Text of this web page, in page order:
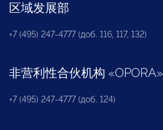
区域发展部
+7 (495) 247-4777 (доб. 116, 117, 132)
非营利性合伙机构 «OPORA»
+7 (495) 247-4777 (доб. 124)